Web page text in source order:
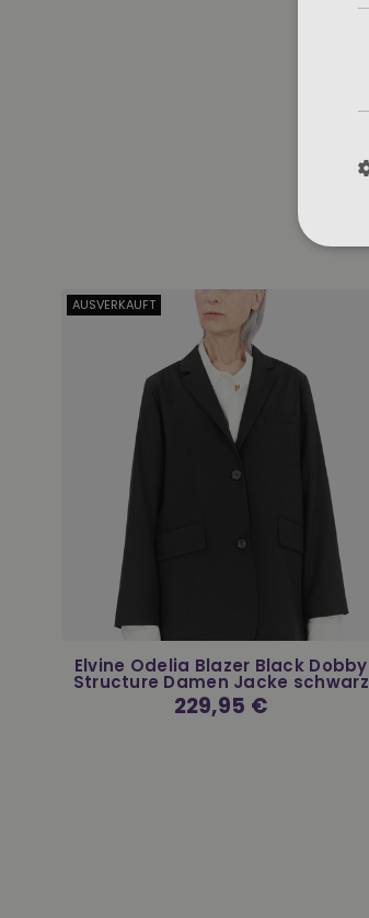
AUSVERKAUFT
Elvine Odelia Blazer Black Dobby
Structure Damen Jacke schwarz
Normaler
Preis
229,95 €